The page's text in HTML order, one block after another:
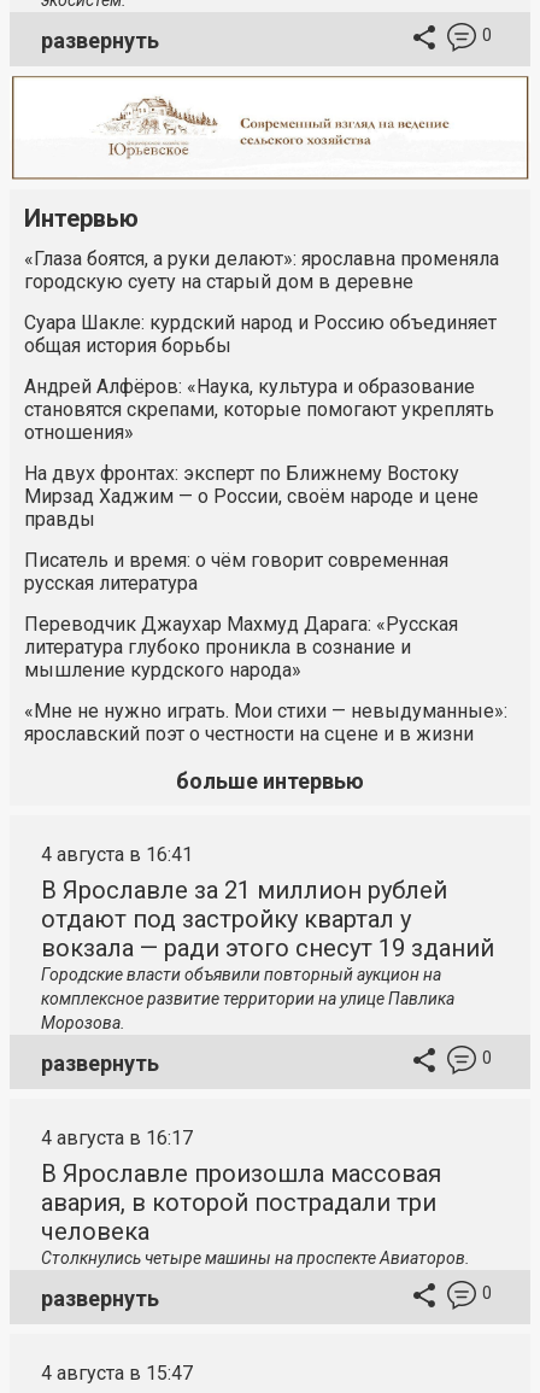
развернуть 0
Интервью
«Глаза боятся, а руки делают»: ярославна променяла
городскую суету на старый дом в деревне
Суара Шакле: курдский народ и Россию объединяет
общая история борьбы
Андрей Алфёров: «Наука, культура и образование
становятся скрепами, которые помогают укреплять
отношения»
На двух фронтах: эксперт по Ближнему Востоку
Мирзад Хаджим — о России, своём народе и цене
правды
Писатель и время: о чём говорит современная
русская литература
Переводчик Джаухар Махмуд Дарага: «Русская
литература глубоко проникла в сознание и
мышление курдского народа»
«Мне не нужно играть. Мои стихи — невыдуманные»:
ярославский поэт о честности на сцене и в жизни
больше интервью
4 августа в 16:41
В Ярославле за 21 миллион рублей
отдают под застройку квартал у
вокзала — ради этого снесут 19 зданий
Городские власти объявили повторный аукцион на
комплексное развитие территории на улице Павлика
Морозова.
развернуть 0
4 августа в 16:17
В Ярославле произошла массовая
авария, в которой пострадали три
человека
Столкнулись четыре машины на проспекте Авиаторов.
развернуть 0
4 августа в 15:47